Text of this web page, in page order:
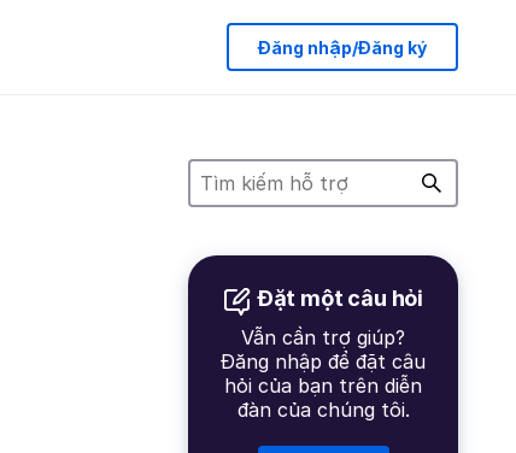
Đăng nhập/Đăng ký
Đặt một câu hỏi
Vẫn cần trợ giúp?
Đăng nhập để đặt câu
hỏi của bạn trên diễn
đàn của chúng tôi.